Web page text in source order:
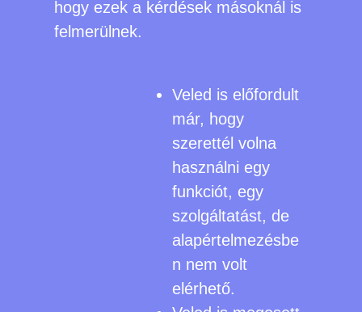
hogy ezek a kérdések másoknál is
felmerülnek.
Veled is előfordult
már, hogy
szerettél volna
használni egy
funkciót, egy
szolgáltatást, de
alapértelmezésbe
n nem volt
elérhető.